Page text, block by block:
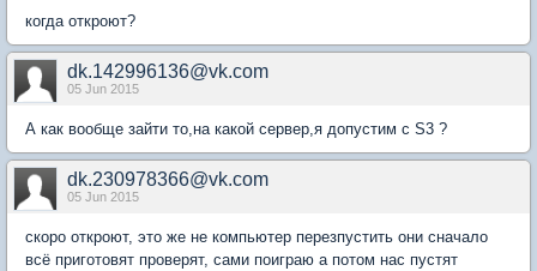
когда откроют?
dk.142996136@vk.com
05 Jun 2015
А как вообще зайти то,на какой сервер,я допустим с S3 ?
dk.230978366@vk.com
05 Jun 2015
скоро откроют, это же не компьютер перезпустить они сначало
всё приготовят проверят, сами поиграю а потом нас пустят